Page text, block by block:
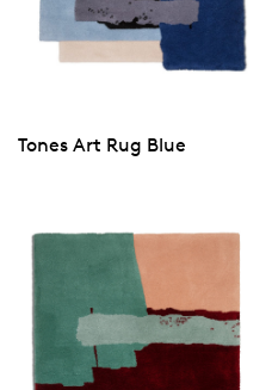
Tones Art Rug Blue